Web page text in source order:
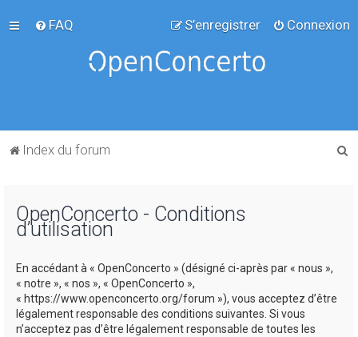
FAQ Connexion
S’enregistrer
Index du forum
OpenConcerto - Conditions
d’utilisation
En accédant à « OpenConcerto » (désigné ci-après par « nous »,
« notre », « nos », « OpenConcerto »,
« https://www.openconcerto.org/forum »), vous acceptez d’être
légalement responsable des conditions suivantes. Si vous
n’acceptez pas d’être légalement responsable de toutes les